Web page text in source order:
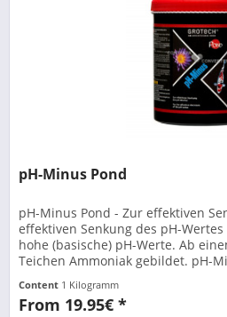
pH-Minus Pond
pH-Minus Pond - Zur effektiven
effektiven Senkung des pH-
hohe (basische) pH-Werte. Ab
Teichen Ammoniak gebildet. pH-
Content 1 Kilogramm
From 19.95€ *